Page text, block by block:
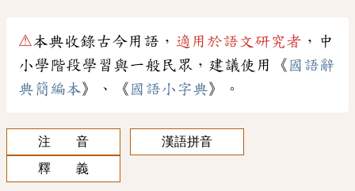
⚠本典收錄古今用語， 適用於語文研究者 ，中
小學階段學習與一般民眾，建議使用《 國語辭
典簡編本》、《 國語小字典》。
注 音
漢語拼音
釋 義